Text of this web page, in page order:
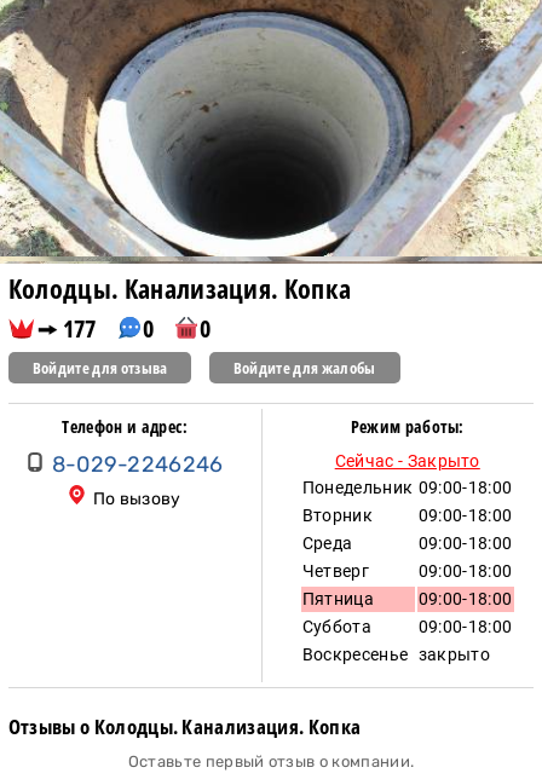
Колодцы. Канализация. Копка
177 0 0
Войдите для отзыва Войдите для жалобы
Телефон и адрес:
8-029-2246246
По вызову
Режим работы:
Сейчас - Закрыто
Понедельник 09:00-18:00
Вторник
09:00-18:00
Среда
09:00-18:00
Четверг
09:00-18:00
Пятница
09:00-18:00
Суббота
09:00-18:00
Воскресенье закрыто
Отзывы о Колодцы. Канализация. Копка
Оставьте первый отзыв о компании.